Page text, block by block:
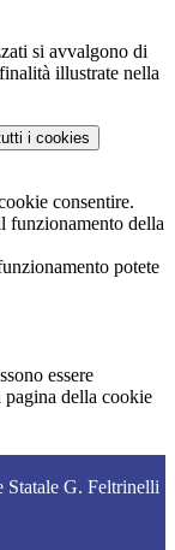
si avvalgono di
illustrate nella
i cookies
consentire.
funzionamento della
potete
essere
della cookie
Statale G. Feltrinelli